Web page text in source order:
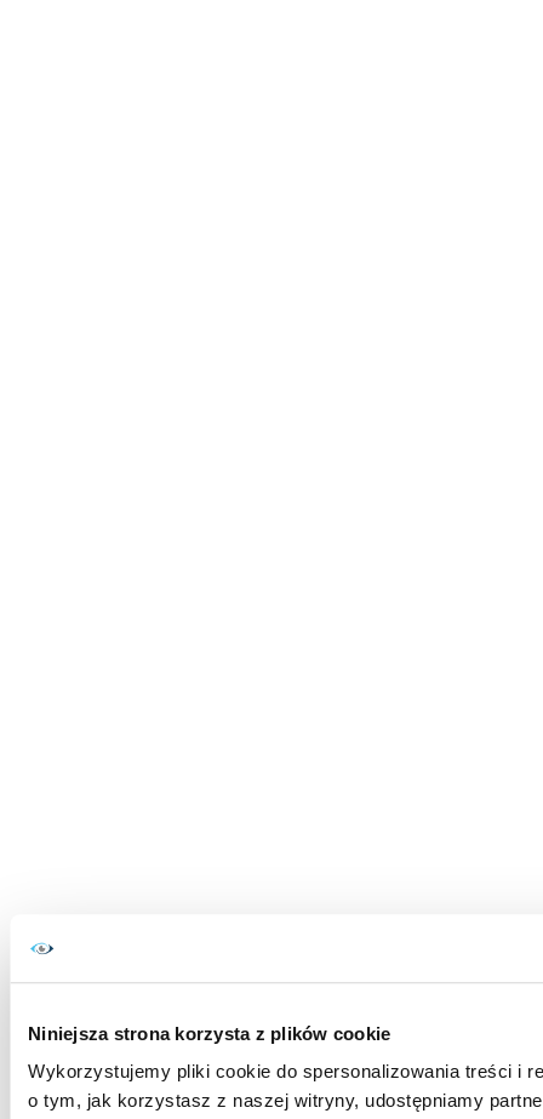
Niniejsza strona korzysta z plików cookie
Wykorzystujemy pliki cookie do spersonalizowania treści i
o tym, jak korzystasz z naszej witryny, udostępniamy